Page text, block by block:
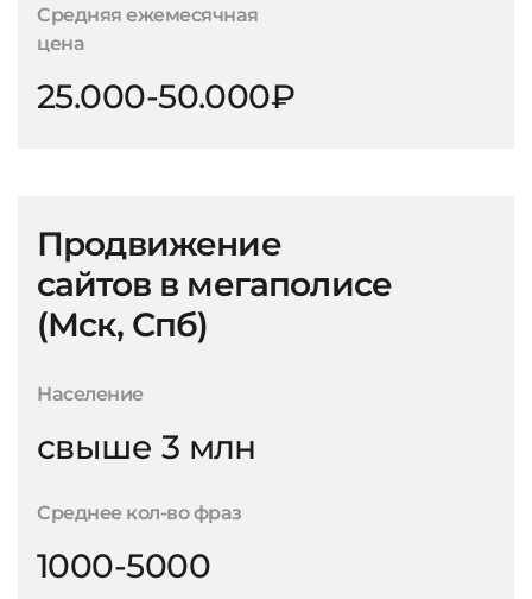
Средняя ежемесячная
цена
25.000-50.000₽
Продвижение
сайтов в мегаполисе
(Мск, Спб)
Население
свыше 3 млн
Среднее кол-во фраз
1000-5000